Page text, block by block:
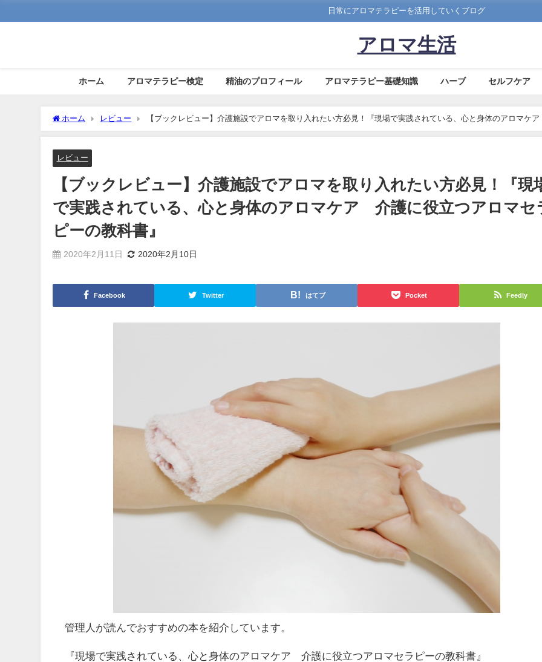
日常にアロマテラピーを活用していくブログ
アロマ生活
ホーム アロマテラピー検定 精油のプロフィール アロマテラピー基礎知識 ハーブ セルフケア
ホーム レビュー
【ブックレビュー】介護施設でアロマを取り入れたい方必見！『現場で実践されている、心と身体のアロマケ
護に役立つアロマセラピーの教科書』
レビュー
【ブックレビュー】介護施設でアロマを取り入れたい方必見！『現
で実践されている、心と身体のアロマケア 介護に役立つアロマセ
ピーの教科書』
2020年2月11日 2020年2月10日
Facebook Twitter はてブ Pocket Feedly
管理人が読んでおすすめの本を紹介しています。
『現場で実践されている、心と身体のアロマケア 介護に役立つアロマセラピーの教科書』